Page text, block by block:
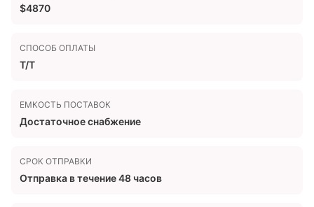
$4870
СПОСОБ ОПЛАТЫ
Т/Т
ЕМКОСТЬ ПОСТАВОК
Достаточное снабжение
СРОК ОТПРАВКИ
Отправка в течение 48 часов